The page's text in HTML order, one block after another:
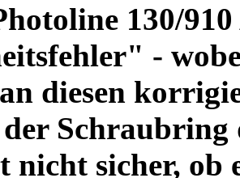
130/
-
diesen
nicht sicher,